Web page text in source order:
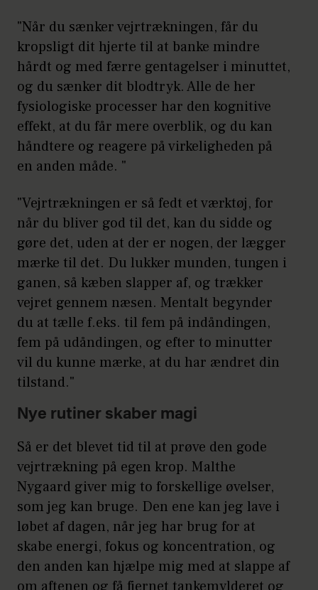
"Når du sænker vejrtrækningen, får du
kropsligt dit hjerte til at banke mindre
hårdt og med færre gentagelser i minuttet,
og du sænker dit blodtryk. Alle de her
fysiologiske processer har den kognitive
effekt, at du får mere overblik, og du kan
håndtere og reagere på virkeligheden på
en anden måde. "
"Vejrtrækningen er så fedt et værktøj, for
når du bliver god til det, kan du sidde og
gøre det, uden at der er nogen, der lægger
mærke til det. Du lukker munden, tungen i
ganen, så kæben slapper af, og trækker
vejret gennem næsen. Mentalt begynder
du at tælle f.eks. til fem på indåndingen,
fem på udåndingen, og efter to minutter
vil du kunne mærke, at du har ændret din
tilstand."
Nye rutiner skaber magi
Så er det blevet tid til at prøve den gode
vejrtrækning på egen krop. Malthe
Nygaard giver mig to forskellige øvelser,
som jeg kan bruge. Den ene kan jeg lave i
løbet af dagen, når jeg har brug for at
skabe energi, fokus og koncentration, og
den anden kan hjælpe mig med at slappe af